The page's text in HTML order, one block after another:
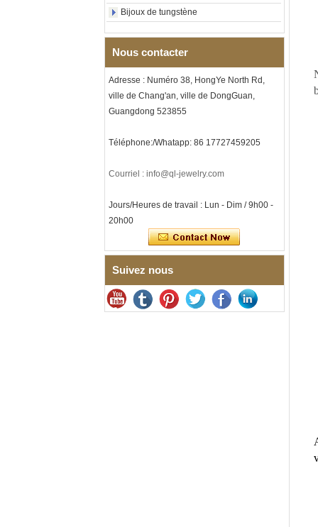
Bague en carbure de
tungstène plaqué or rose de
8 mm, corde de guitare rouge
et incrustation d'opale
écrasée, alliance pour
hommes sur le thème de la
musique, gravure laser
intérieure personnalisée,
OEM ODM, vente en gros d'
inoxydable 304 en
pour hommes, fermoir
déployant à double poussée
thérapeutiques avec pierres
Bracelet pour femme en acier
inoxydable 316L en
céramique bleu saphir,
certifié EN1811 avec fermoir
à double pression sans
couture
Bijoux de tungstène
Nous contacter
Adresse : Numéro 38, HongYe North Rd,
ville de Chang'an, ville de DongGuan,
Guangdong 523855
Téléphone:/Whatapp: 86 17727459205
Courriel : info@ql-jewelry.com
Jours/Heures de travail : Lun - Dim / 9h00 -
20h00
Suivez nous